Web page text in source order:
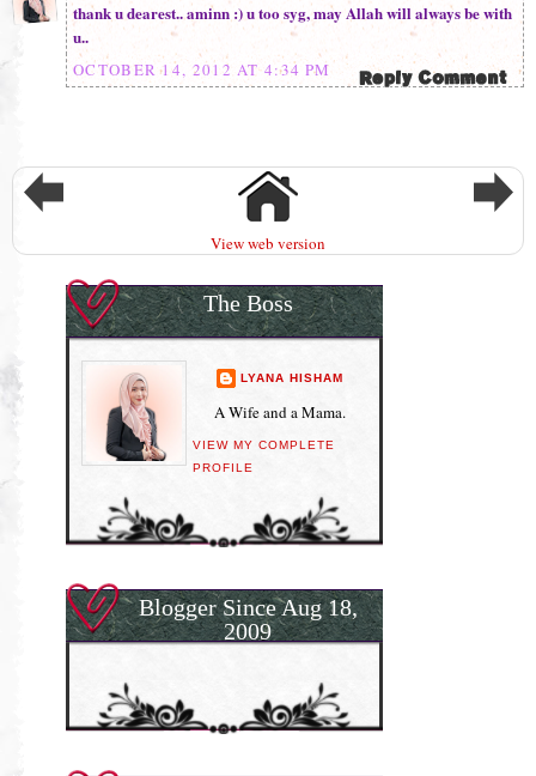
thank u dearest.. aminn :) u too syg, may Allah will always be with
u..
OCTOBER 14, 2012 AT 4:34 PM
View web version
The Boss
LYANA HISHAM
A Wife and a Mama.
VIEW MY COMPLETE
PROFILE
Blogger Since Aug 18,
2009